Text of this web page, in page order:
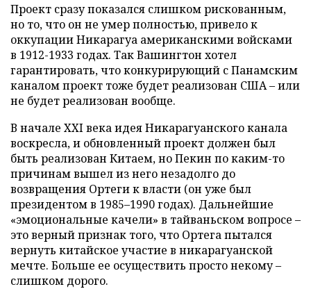
Проект сразу показался слишком рискованным,
но то, что он не умер полностью, привело к
оккупации Никарагуа американскими войсками
в 1912-1933 годах. Так Вашингтон хотел
гарантировать, что конкурирующий с Панамским
каналом проект тоже будет реализован США – или
не будет реализован вообще.
В начале XXI века идея Никарагуанского канала
воскресла, и обновленный проект должен был
быть реализован Китаем, но Пекин по каким-то
причинам вышел из него незадолго до
возвращения Ортеги к власти (он уже был
президентом в 1985–1990 годах). Дальнейшие
«эмоциональные качели» в тайваньском вопросе –
это верный признак того, что Ортега пытался
вернуть китайское участие в никарагуанской
мечте. Больше ее осуществить просто некому –
слишком дорого.